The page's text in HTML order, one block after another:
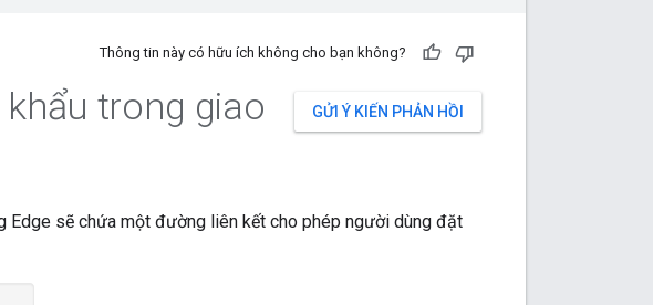
Thông tin này có hữu ích không cho bạn không?
GỬI Ý KIẾN PHẢN HỒI
trong giao
Edge sẽ chứa một đường liên kết cho phép người dùng đặt